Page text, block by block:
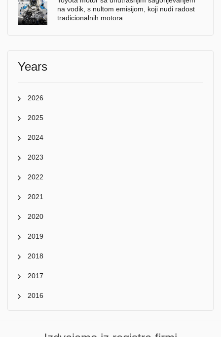
na vodik, s nultom emisijom, koji nudi radost
tradicionalnih motora
Years
2026
2025
2024
2023
2022
2021
2020
2019
2018
2017
2016